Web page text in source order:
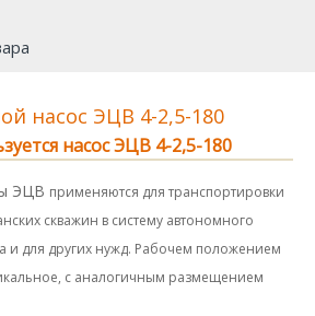
насос ЭЦВ 4-2,5-180
насос ЭЦВ 4-2,5-180
ЭЦВ применяются для транспортировки
скважин в систему автономного
и для других нужд. Рабочем положением
с аналогичным размещением